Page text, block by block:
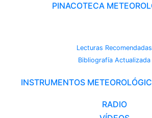
PINACOTECA
Lecturas Recomendadas
Bibliografía Actualizada
INSTRUMENTOS
RADIO